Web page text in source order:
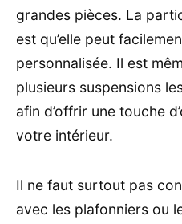
grandes pièces. La
est qu’elle peut
personnalisée. Il est
plusieurs suspensions
afin d’offrir une touche
votre intérieur.
Il ne faut surtout pas
avec les plafonniers ou